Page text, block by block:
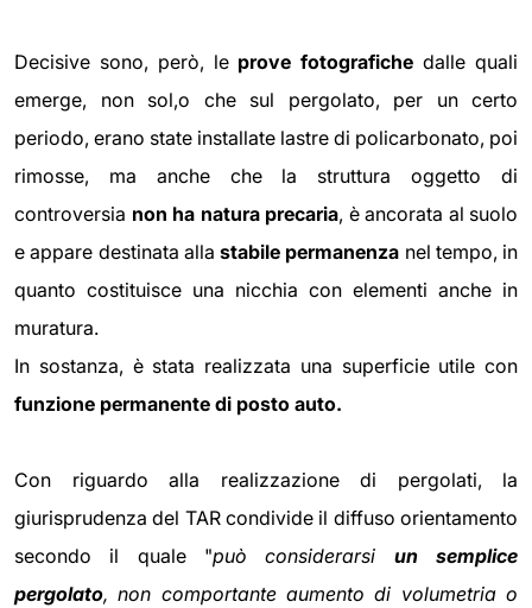
Decisive sono, però, le prove fotografichedalle quali
emerge, non sol,o che sul pergolato, per un certo
periodo, erano state installate lastre di policarbonato, poi
rimosse, ma anche che la struttura oggetto di
controversia non ha natura precaria, è ancorata al suolo
e appare destinata alla stabile permanenza nel tempo, in
quanto costituisce una nicchia con elementi anche in
muratura.
In sostanza, è stata realizzata una superficie utile con
funzione permanente di posto auto.
Con riguardo alla realizzazione di pergolati, la
giurisprudenza del TAR condivide il diffuso orientamento
secondo il quale "può considerarsi un semplice
pergolato, non comportante aumento di volumetria o